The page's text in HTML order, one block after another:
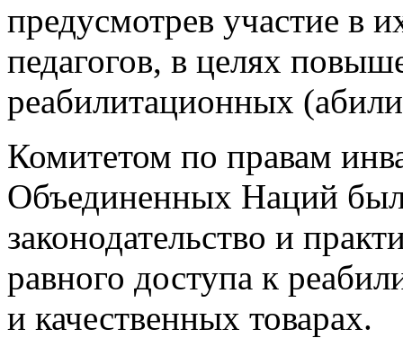
центров комплексной
предусмотрев участие в
педагогов, в целях
реабилитационных
Комитетом по правам
Объединенных Наций
законодательство и
равного доступа к